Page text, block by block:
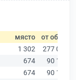
място от общо
1 302
277 019
674
90 178
674
90 178